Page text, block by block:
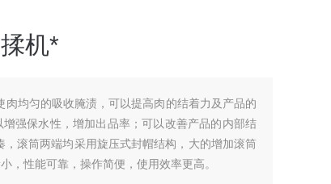
机*
均匀的吸收腌渍，可以提高肉的结着力及产品的
强保水性，增加出品率；可以改善产品的内部结
滚筒两端均采用旋压式封帽结构，大的增加滚筒
，性能可靠，操作简便，使用效率更高。